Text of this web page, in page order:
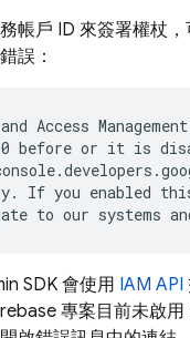
帳戶 ID 來簽署權杖
誤：
Access
before or it is
If you enabled
SDK 會使用 IAM API
專案目前未啟用